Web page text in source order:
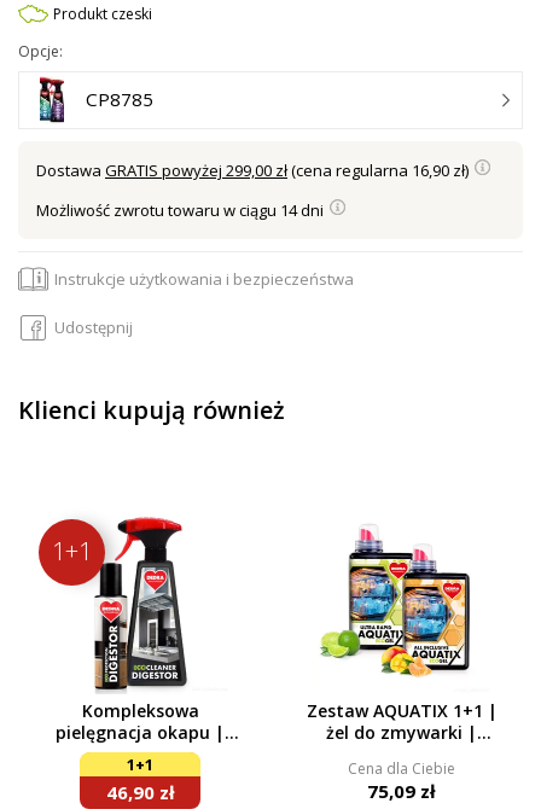
Produkt czeski
Opcje:
CP8785
Dostawa GRATIS powyżej 299,00 zł(cena regularna 16,90 zł)
Możliwość zwrotu towaru w ciągu 14 dni
Instrukcje użytkowania i bezpieczeństwa
Udostępnij
Klienci kupują również
1+1
Kompleksowa
pielęgnacja okapu |
Środek czyszczący +
spray impregnujący |
500 ml + 200 ml
1+1
46,90 zł
Zestaw AQUATIX 1+1 |
żel do zmywarki |
INCLUSIVE | 115 myć
Cena dla Ciebie
75,09 zł